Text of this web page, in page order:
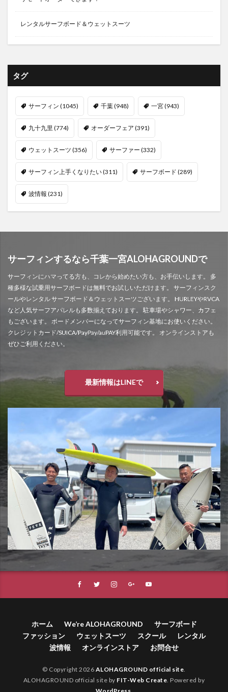
レンタルサーフボード＆ウェットスーツ
タグ
サーフィン (1045) 千葉(948) 一宮(943)
九十九里 (774) オーダーフェア (391)
ウェットスーツ (356) サーファー (332)
サーフィン上手くなりたい(311) サーフボード (289)
波情報 (231)
サーフィンするなら千葉一宮ALOHAGROUNDで
サーフィンにハマってる方も、コレから始めたい方も、お手伝いします。 多
種多様な試乗用サーフボードは無料でお試しいただけます。 サーフィンスク
ールやレンタル サーフボード＆ウェットスーツございます。 HURLEYやRVCA
など人気サーフアパレルも多数揃えております。 駐車場やシャワー、カフェ
もございます。 ボードメンバーになってサーフィン基地にお使いください。
クレジットカード/SUICA/PayPay/auPAY利用可能です。 オンラインストアも
ぜひご利用ください。
最新情報はLINEで
ホーム We’re ALOHAGROUND
サーフボード
ファッション
ウェットスーツ スクール
レンタル
波情報
オンラインストア お問合せ
© Copyright 2026 ALOHAGROUND official site.
ALOHAGROUND official site by FIT-Web Create. Powered by